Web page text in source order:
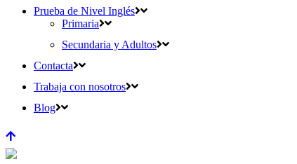
Prueba de Nivel Inglés
Primaria
Secundaria y Adultos
Contacta
Trabaja con nosotros
Blog